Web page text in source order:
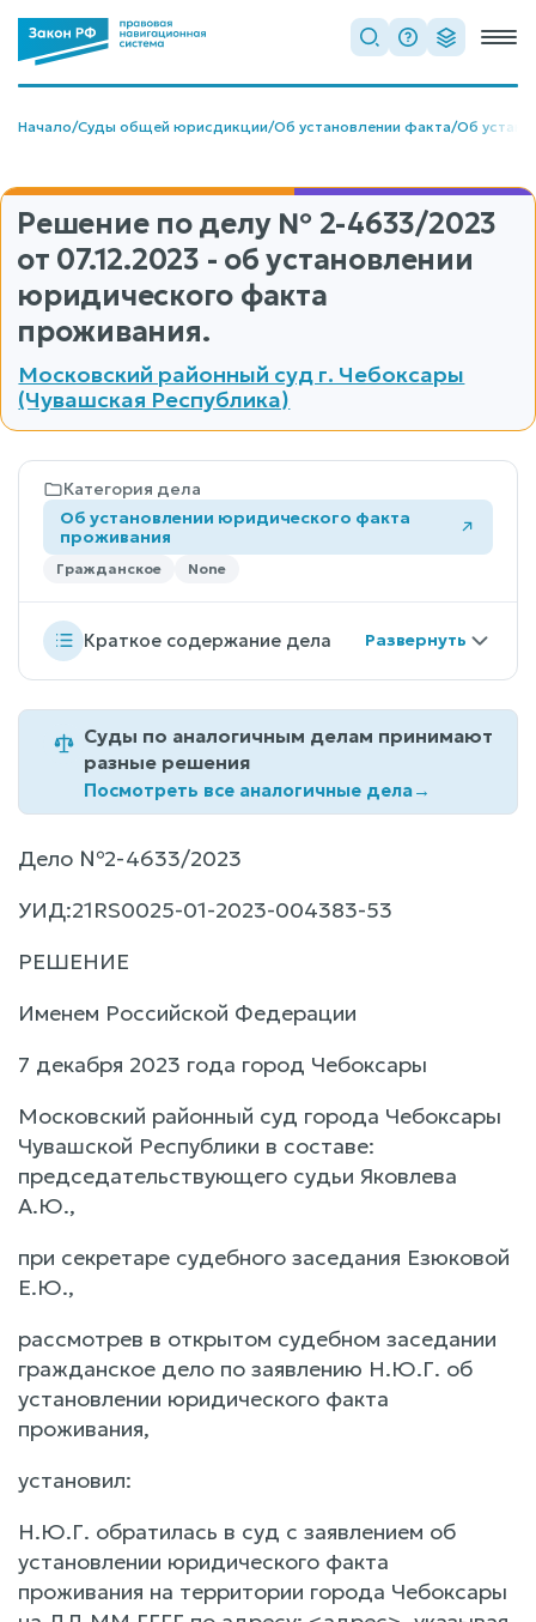
Начало/Суды общей юрисдикции/Об установлении факта/Об
Решение по делу № 2-4633/2023
от 07.12.2023 - об установлении
юридического факта
проживания.
Московский районный суд г. Чебоксары
(Чувашская Республика)
Категория дела
Об установлении юридического факта
проживания
Гражданское None
Краткое содержание дела
Суды по аналогичным делам принимают
разные решения
Посмотреть все аналогичные дела→
Дело №2-4633/2023
УИД:21RS0025-01-2023-004383-53
РЕШЕНИЕ
Именем Российской Федерации
7 декабря 2023 года город Чебоксары
Московский районный суд города Чебоксары
Чувашской Республики в составе:
председательствующего судьи Яковлева
А.Ю.,
при секретаре судебного заседания Езюковой
Е.Ю.,
рассмотрев в открытом судебном заседании
гражданское дело по заявлению Н.Ю.Г. об
установлении юридического факта
проживания,
установил:
Н.Ю.Г. обратилась в суд с заявлением об
установлении юридического факта
проживания на территории города Чебоксары